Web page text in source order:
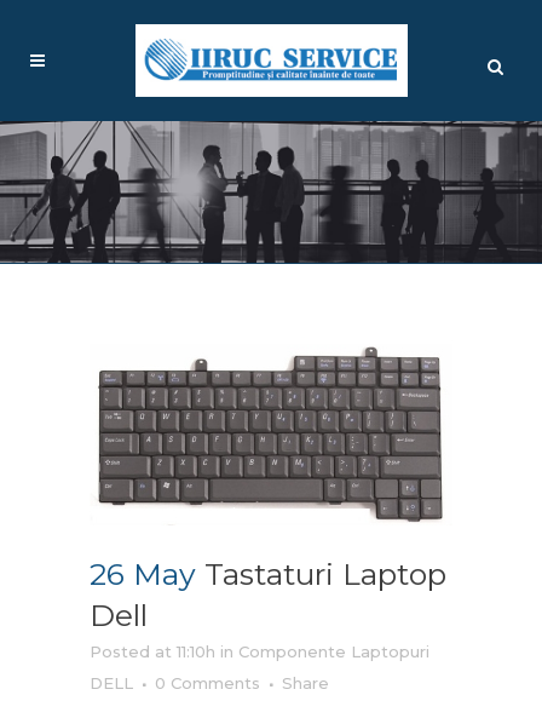
26 May Tastaturi Laptop
Dell
Posted at 11:10h in Componente Laptopuri
DELL
0 Comments Share